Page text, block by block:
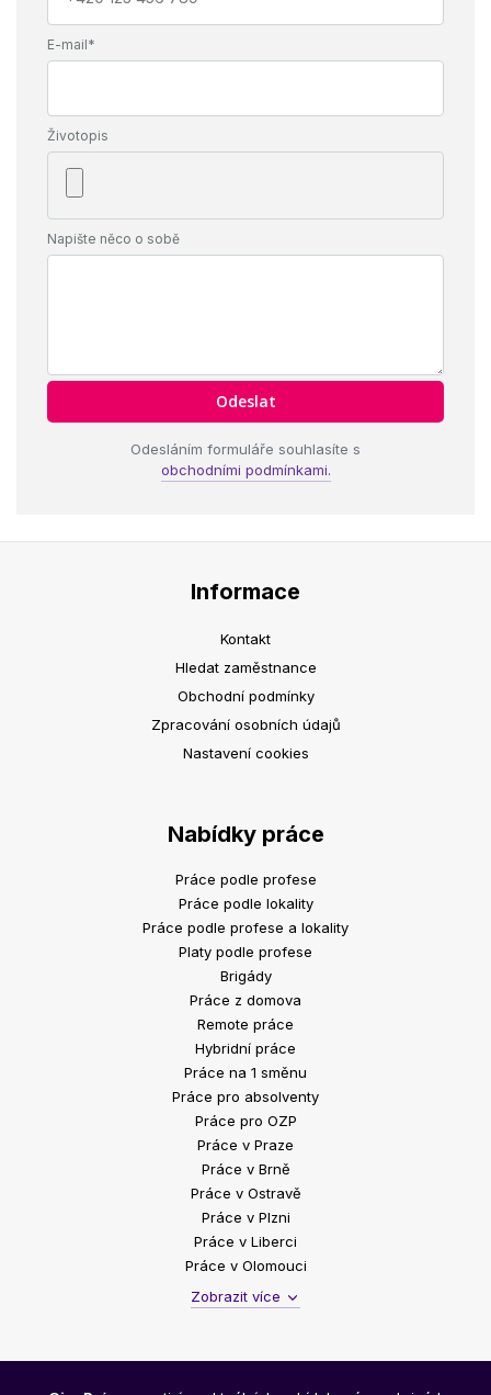
E-mail*
Životopis
Napište něco o sobě
Odesláním formuláře souhlasíte s
obchodními podmínkami.
Informace
Kontakt
Hledat zaměstnance
Obchodní podmínky
Zpracování osobních údajů
Nastavení cookies
Nabídky práce
Práce podle profese
Práce podle lokality
Práce podle profese a lokality
Platy podle profese
Brigády
Práce z domova
Remote práce
Hybridní práce
Práce na 1 směnu
Práce pro absolventy
Práce pro OZP
Práce v Praze
Práce v Brně
Práce v Ostravě
Práce v Plzni
Práce v Liberci
Práce v Olomouci
Zobrazit více